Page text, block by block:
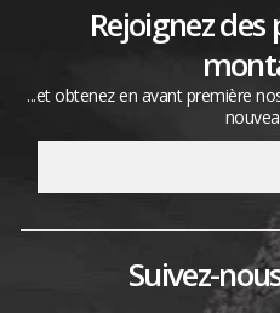
Rejoignez des
...et obtenez en avant première
Suivez-